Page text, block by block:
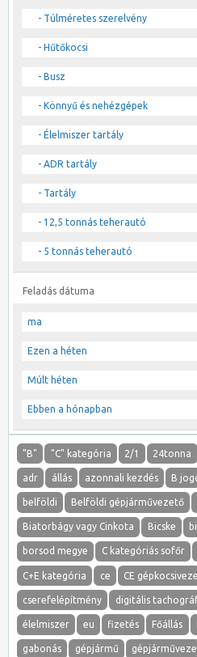
- Túlméretes szerelvény
- Hűtőkocsi
- Busz
- Könnyű és nehézgépek
- Élelmiszer tartály
- ADR tartály
- Tartály
- 12,5 tonnás teherautó
- 5 tonnás teherautó
Feladás dátuma
ma
Ezen a héten
Múlt héten
Ebben a hónapban
"B" "C" kategória 2/1 24tonna
adr állás azonnali kezdés B
belföldi Belföldi gépjárművezető
Biatorbágy vagy Cinkota Bicske
borsod megye C kategóriás sofőr
C+E kategória ce CE
cserefelépítmény digitális
élelmiszer eu fizetés Főállás
gabonás gépjármű